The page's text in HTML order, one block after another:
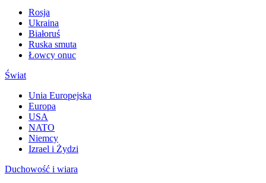
Rosja
Ukraina
Białoruś
Ruska smuta
Łowcy onuc
Świat
Unia Europejska
Europa
USA
NATO
Niemcy
Izrael i Żydzi
Duchowość i wiara